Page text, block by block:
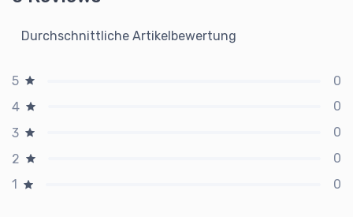
Durchschnittliche Artikelbewertung
5
0
4
0
3
0
2
0
1
0